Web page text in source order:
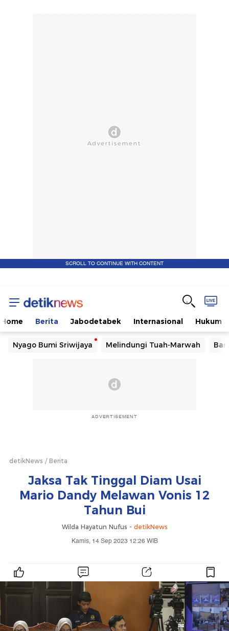
SCROLL TO CONTINUE WITH CONTENT
Home Berita Jabodetabek Internasional Hukum
Nyago Bumi Sriwijaya Melindungi Tuah-Marwah
ADVERTISEMENT
detikNews Berita
Jaksa Tak Tinggal Diam Usai
Mario Dandy Melawan Vonis 12
Tahun Bui
Wilda Hayatun Nufus - detikNews
Kamis, 14 Sep 2023 12:26 WIB